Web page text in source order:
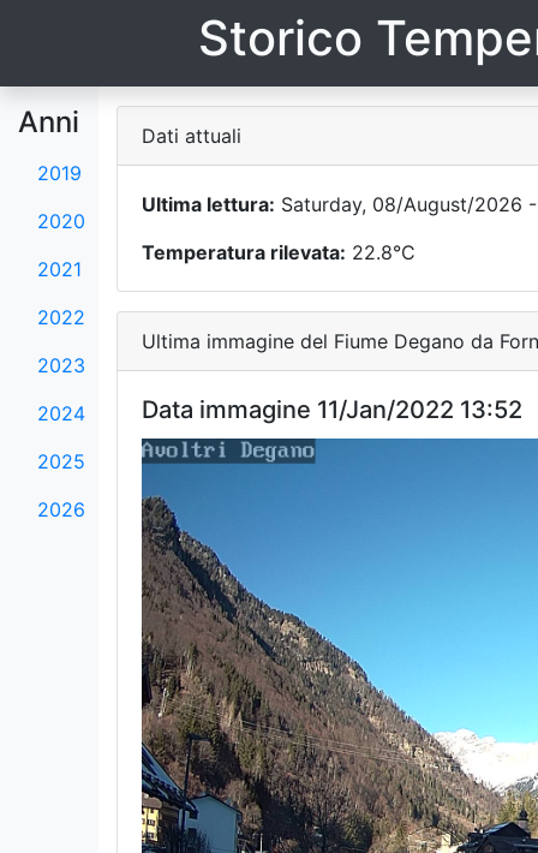
Storico
Anni
2019
2020
2021
2022
2023
2024
2025
2026
Dati attuali
Ultima lettura: Saturday, 08/August/2026
Temperatura rilevata: 22.8°C
Ultima immagine del Fiume Degano da
Data immagine 11/Jan/2022 13:52